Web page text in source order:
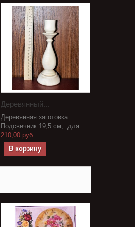
Деревянный...
Деревянная заготовка
Подсвечник 19,5 см, для...
210,00 руб.
В корзину